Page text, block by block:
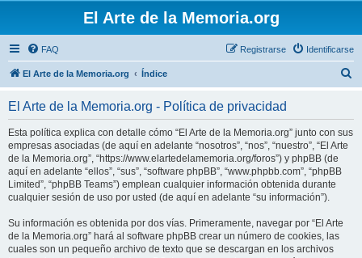
El Arte de la Memoria.org
FAQ Identificarse
Registrarse
El Arte de la Memoria.org Índice
El Arte de la Memoria.org - Política de privacidad
Esta política explica con detalle cómo “El Arte de la Memoria.org” junto con sus
empresas asociadas (de aquí en adelante “nosotros”, “nos”, “nuestro”, “El Arte
de la Memoria.org”, “https://www.elartedelamemoria.org/foros”) y phpBB (de
aquí en adelante “ellos”, “sus”, “software phpBB”, “www.phpbb.com”, “phpBB
Limited”, “phpBB Teams”) emplean cualquier información obtenida durante
cualquier sesión de uso por usted (de aquí en adelante “su información”).
Su información es obtenida por dos vías. Primeramente, navegar por “El Arte
de la Memoria.org” hará al software phpBB crear un número de cookies, las
cuales son un pequeño archivo de texto que se descargan en los archivos